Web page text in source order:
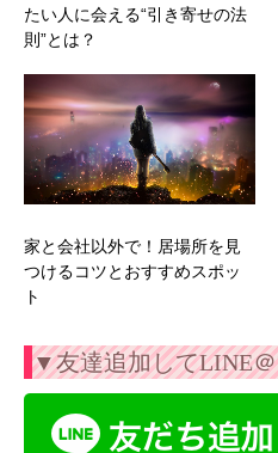
たい人に会える“引き寄せの法
則”とは？
家と会社以外で！居場所を見
つけるコツとおすすめスポッ
ト
▼友達追加してLINE